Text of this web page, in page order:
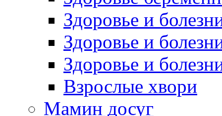
Здоровье и
Здоровье и
Здоровье и
Взрослые хвори
Мамин досуг